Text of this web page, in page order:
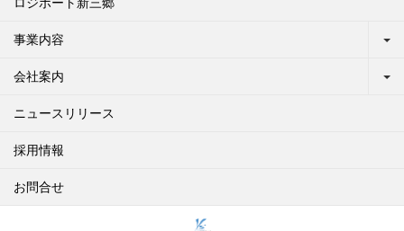
ロジポート新三郷
事業内容
会社案内
ニュースリリース
採用情報
お問合せ